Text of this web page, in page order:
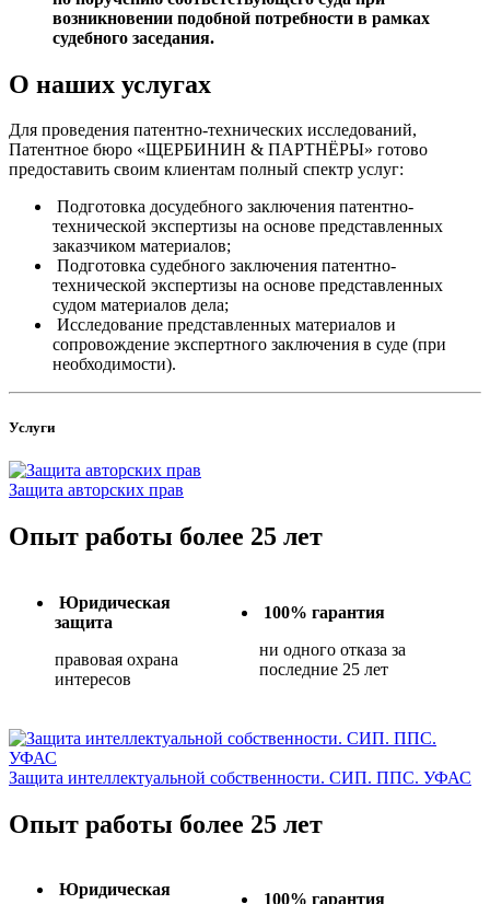
возникновении подобной потребности в рамках
судебного заседания.
О наших услугах
Для проведения патентно-технических исследований,
Патентное бюро «ЩЕРБИНИН & ПАРТНЁРЫ» готово
предоставить своим клиентам полный спектр услуг:
Подготовка досудебного заключения патентно-
технической экспертизы на основе представленных
заказчиком материалов;
Подготовка судебного заключения патентно-
технической экспертизы на основе представленных
судом материалов дела;
Исследование представленных материалов и
сопровождение экспертного заключения в суде (при
необходимости).
Услуги
Защита авторских прав
Опыт работы более 25 лет
Юридическая
защита
правовая охрана
интересов
100% гарантия
ни одного отказа за
последние 25 лет
Защита интеллектуальной собственности. СИП. ППС. УФАС
Опыт работы более 25 лет
Юридическая
100% гарантия